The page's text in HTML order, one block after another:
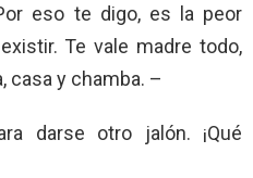
eso te digo, es la peor
Te vale madre todo,
casa y chamba. –
darse otro jalón. ¡Qué